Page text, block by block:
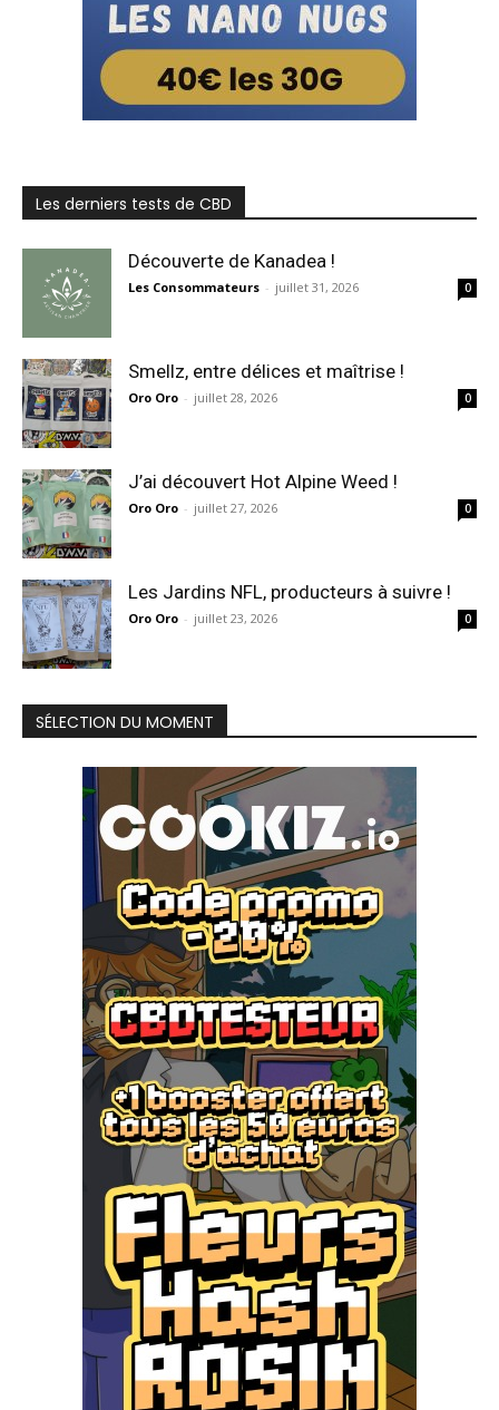
Les derniers tests de CBD
Découverte de Kanadea !
Les Consommateurs - juillet 31, 2026 0
Smellz, entre délices et maîtrise !
Oro Oro - juillet 28, 2026 0
J’ai découvert Hot Alpine Weed !
Oro Oro - juillet 27, 2026 0
Les Jardins NFL, producteurs à suivre !
Oro Oro - juillet 23, 2026 0
SÉLECTION DU MOMENT